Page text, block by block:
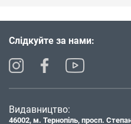
Слідкуйте за нами:
Видавництво:
46002, м. Тернопіль, просп.